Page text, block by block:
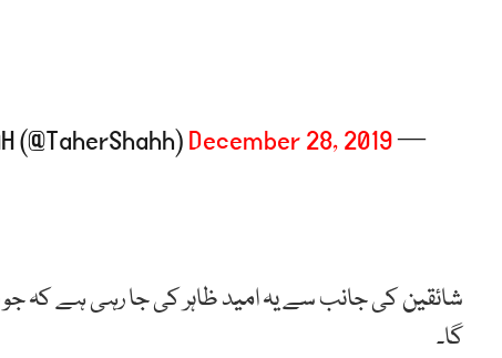
— TAHER SHAH (@TaherShahh)
December 28, 2019
گا۔